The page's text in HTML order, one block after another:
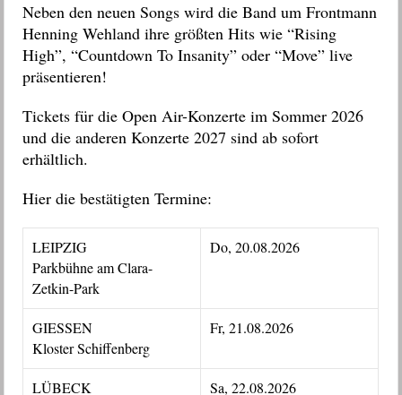
Neben den neuen Songs wird die Band um Frontmann
Henning Wehland ihre größten Hits wie “Rising
High”, “Countdown To Insanity” oder “Move” live
präsentieren!
Tickets für die Open Air-Konzerte im Sommer 2026
und die anderen Konzerte 2027 sind ab sofort
erhältlich.
Hier die bestätigten Termine:
LEIPZIG
Parkbühne am Clara-
Zetkin-Park
Do, 20.08.2026
GIESSEN
Kloster Schiffenberg
Fr, 21.08.2026
LÜBECK
Sa, 22.08.2026